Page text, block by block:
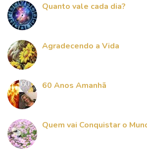
Quanto vale cada dia?
Agradecendo a Vida
60 Anos Amanhã
Quem vai Conquistar o